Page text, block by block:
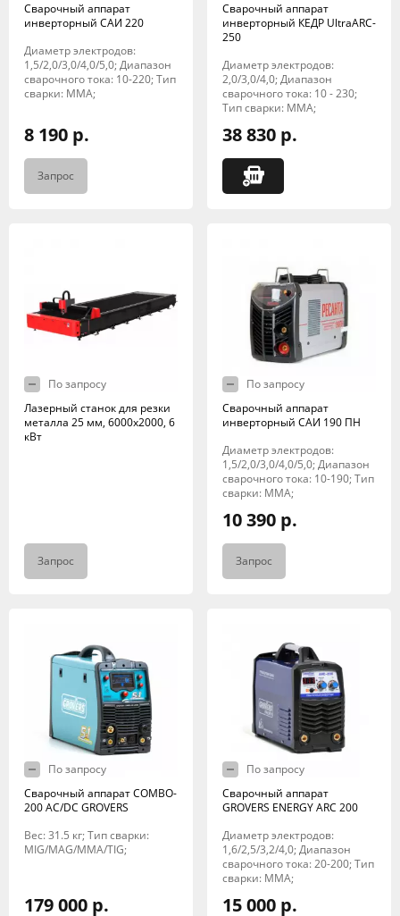
Сварочный аппарат
инверторный САИ 220
Диаметр электродов:
1,5/2,0/3,0/4,0/5,0; Диапазон
сварочного тока: 10-220; Тип
сварки: MMA;
8 190 р.
Запрос
Сварочный аппарат
инверторный КЕДР UltraARC-
250
Диаметр электродов:
2,0/3,0/4,0; Диапазон
сварочного тока: 10 - 230;
Тип сварки: MMA;
38 830 р.
По запросу
Лазерный станок для резки
металла 25 мм, 6000х2000, 6
кВт
Запрос
По запросу
Сварочный аппарат
инверторный САИ 190 ПН
Диаметр электродов:
1,5/2,0/3,0/4,0/5,0; Диапазон
сварочного тока: 10-190; Тип
сварки: MMA;
10 390 р.
Запрос
По запросу
Сварочный аппарат COMBO-
200 AC/DC GROVERS
Вес: 31.5 кг; Тип сварки:
MIG/MAG/MMA/TIG;
179 000 р.
По запросу
Сварочный аппарат
GROVERS ENERGY ARC 200
Диаметр электродов:
1,6/2,5/3,2/4,0; Диапазон
сварочного тока: 20-200; Тип
сварки: MMA;
15 000 р.